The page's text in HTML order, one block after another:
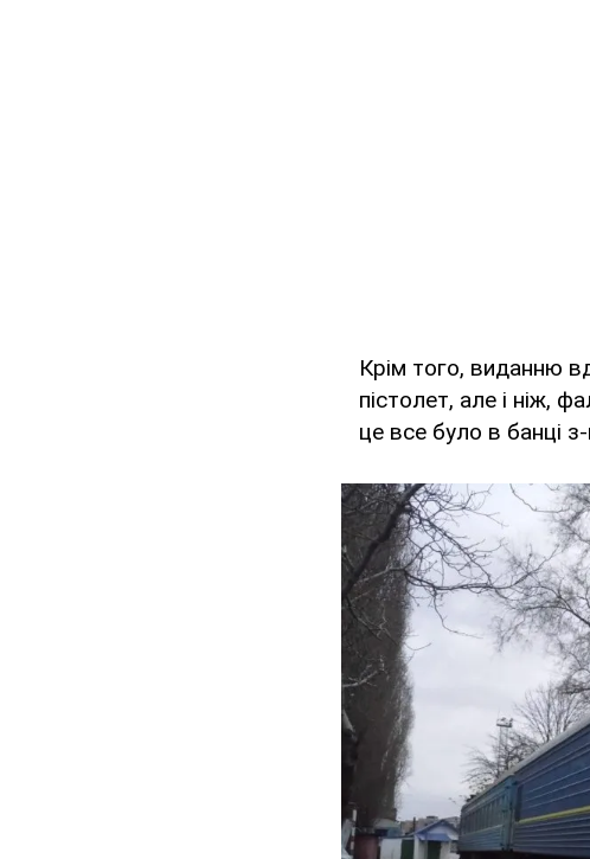
Крім того, виданню
пістолет, але і ніж,
це все було в банці з-